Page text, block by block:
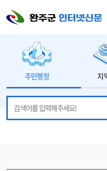
주민행정 지